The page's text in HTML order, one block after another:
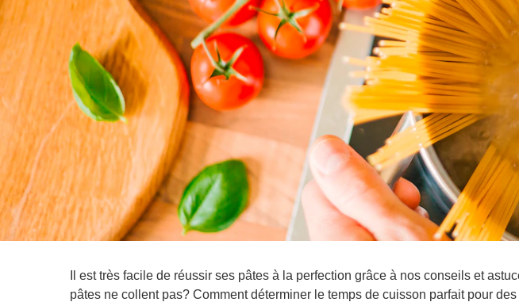
Il est très facile de réussir ses pâtes à la perfection grâce à nos conseils et
pâtes ne collent pas? Comment déterminer le temps de cuisson parfait pour